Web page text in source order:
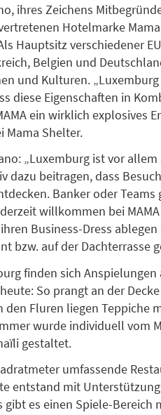
ihres Zeichens
Hotelmarke
Hauptsitz verschiedener
Belgien und
und Kulturen.
diese Eigenschaften in
ein wirklich explosives
Mama Shelter.
„Luxemburg ist vor
dazu beitragen, dass
Banker oder Teams
willkommen bei
Business-Dress ablegen
bzw. auf der Dachterrasse
finden sich Anspielungen
So prangt an der
Fluren liegen Teppiche
wurde individuell vom
gestaltet.
umfassende
entstand mit
es einen Spiele-Bereich